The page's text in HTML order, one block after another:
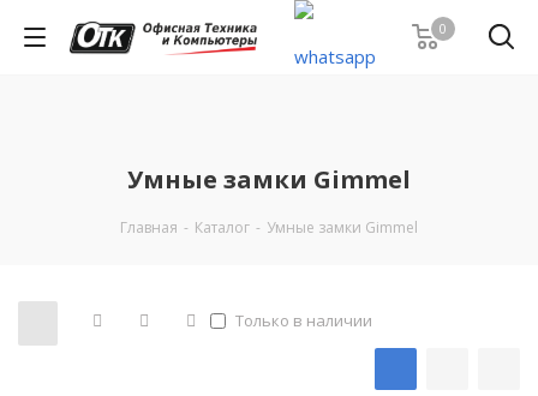
0
Умные замки Gimmel
Главная - Каталог - Умные замки Gimmel
Только в наличии